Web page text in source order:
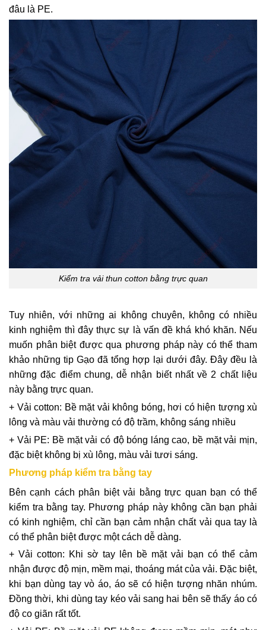
đâu là PE.
Kiểm tra vải thun cotton bằng trực quan
Tuy nhiên, với những ai không chuyên, không có nhiều
kinh nghiệm thì đây thực sự là vấn đề khá khó khăn. Nếu
muốn phân biệt được qua phương pháp này có thể tham
khảo những tip Gạo đã tổng hợp lại dưới đây. Đây đều là
những đặc điểm chung, dễ nhận biết nhất về 2 chất liệu
này bằng trực quan.
+ Vải cotton: Bề mặt vải không bóng, hơi có hiện tượng xù
lông và màu vải thường có độ trầm, không sáng nhiều
+ Vải PE: Bề mặt vải có độ bóng láng cao, bề mặt vải mịn,
đặc biệt không bị xù lông, màu vải tươi sáng.
Phương pháp kiểm tra bằng tay
Bên cạnh cách phân biệt vải bằng trực quan bạn có thể
kiểm tra bằng tay. Phương pháp này không cần bạn phải
có kinh nghiệm, chỉ cần bạn cảm nhận chất vải qua tay là
có thể phân biệt được một cách dễ dàng.
+ Vải cotton: Khi sờ tay lên bề mặt vải bạn có thể cảm
nhận được độ mịn, mềm mại, thoáng mát của vải. Đặc biệt,
khi bạn dùng tay vò áo, áo sẽ có hiện tượng nhăn nhúm.
Đồng thời, khi dùng tay kéo vải sang hai bên sẽ thấy áo có
độ co giãn rất tốt.